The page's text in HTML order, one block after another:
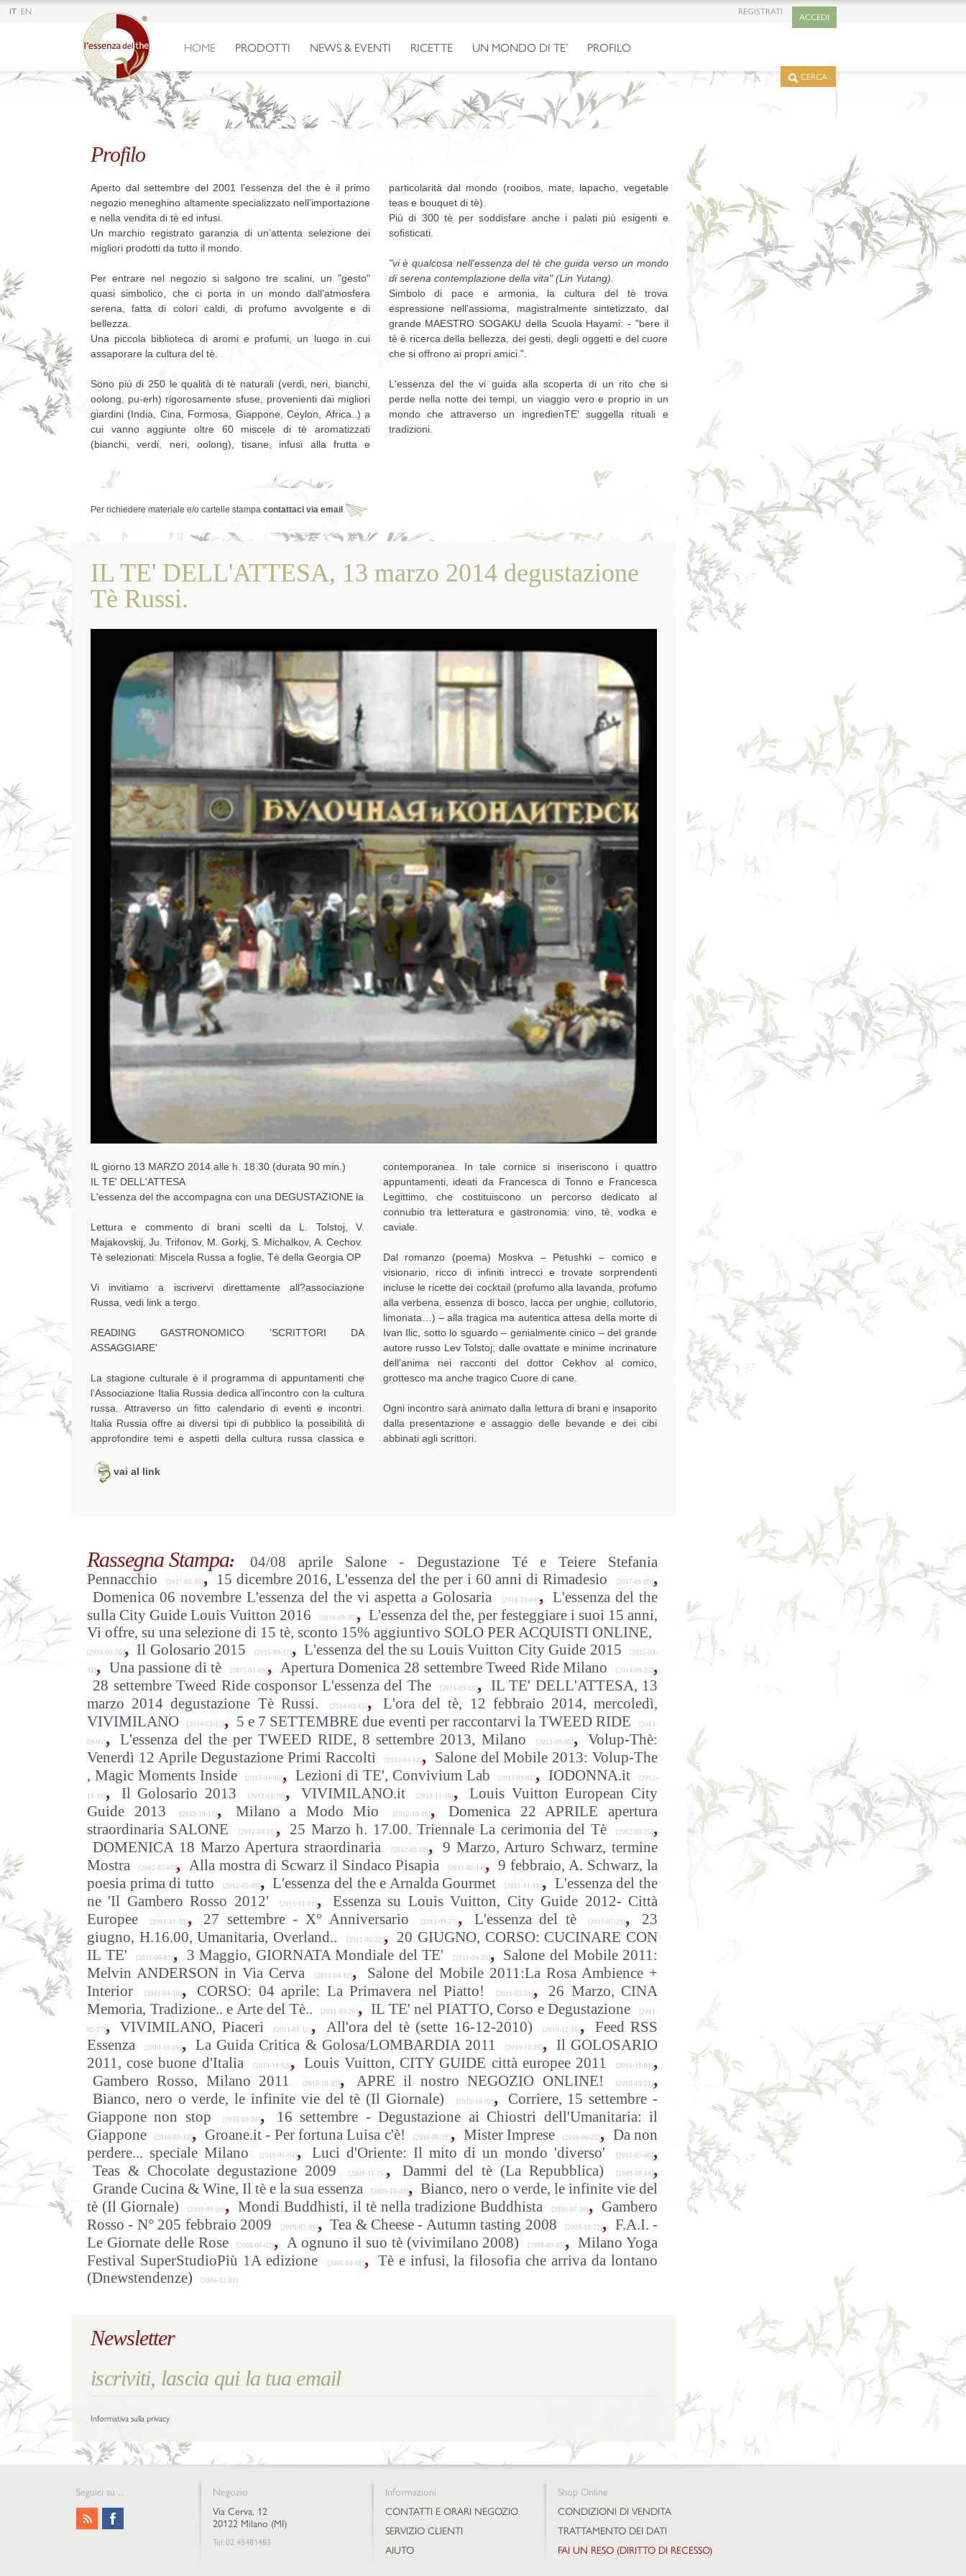
ACCEDI
CERCA
IT EN REGISTRATI
HOME PRODOTTI NEWS & EVENTI RICETTE UN MONDO DI TE’ PROFILO
Profilo
Aperto dal settembre del 2001 l'essenza del the è il primo
negozio meneghino altamente specializzato nell’importazione
e nella vendita di tè ed infusi.
Un marchio registrato garanzia di un’attenta selezione dei
migliori prodotti da tutto il mondo.
Per entrare nel negozio si salgono tre scalini, un "gesto"
quasi simbolico, che ci porta in un mondo dall’atmosfera
serena, fatta di colori caldi, di profumo avvolgente e di
bellezza.
Una piccola biblioteca di aromi e profumi, un luogo in cui
assaporare la cultura del tè.
Sono più di 250 le qualità di tè naturali (verdi, neri, bianchi,
oolong, pu-erh) rigorosamente sfuse, provenienti dai migliori
giardini (India, Cina, Formosa, Giappone, Ceylon, Africa..) a
cui vanno aggiunte oltre 60 miscele di tè aromatizzati
(bianchi, verdi, neri, oolong), tisane, infusi alla frutta e
particolarità dal mondo (rooibos, mate, lapacho, vegetable
teas e bouquet di tè).
Più di 300 tè per soddisfare anche i palati più esigenti e
sofisticati.
"vi è qualcosa nell'essenza del tè che guida verso un mondo
di serena contemplazione della vita" (Lin Yutang).
Simbolo di pace e armonia, la cultura del tè trova
espressione nell'assioma, magistralmente sintetizzato, dal
grande MAESTRO SOGAKU della Scuola Hayami: - "bere il
tè è ricerca della bellezza, dei gesti, degli oggetti e del cuore
che si offrono ai propri amici.".
L'essenza del the vi guida alla scoperta di un rito che si
perde nella notte dei tempi, un viaggio vero e proprio in un
mondo che attraverso un ingredienTE' suggella rituali e
tradizioni.
Per richiedere materiale e/o cartelle stampa contattaci via email
IL TE' DELL'ATTESA, 13 marzo 2014 degustazione
Tè Russi.
IL giorno 13 MARZO 2014 alle h. 18.30 (durata 90 min.)
IL TE' DELL'ATTESA
L'essenza del the accompagna con una DEGUSTAZIONE la
Lettura e commento di brani scelti da L. Tolstoj, V.
Majakovskij, Ju. Trifonov, M. Gorkj, S. Michalkov, A. Cechov.
Tè selezionati: Miscela Russa a foglie, Tè della Georgia OP
Vi invitiamo a iscrivervi direttamente all?associazione
Russa, vedi link a tergo.
READING GASTRONOMICO 'SCRITTORI DA
ASSAGGIARE'
La stagione culturale è il programma di appuntamenti che
l’Associazione Italia Russia dedica all’incontro con la cultura
russa. Attraverso un fitto calendario di eventi e incontri.
Italia Russia offre ai diversi tipi di pubblico la possibilità di
approfondire temi e aspetti della cultura russa classica e
contemporanea. In tale cornice si inseriscono i quattro
appuntamenti, ideati da Francesca di Tonno e Francesca
Legittimo, che costituiscono un percorso dedicato al
connubio tra letteratura e gastronomia: vino, tè, vodka e
caviale.
Dal romanzo (poema) Moskva – Petushki – comico e
visionario, ricco di infiniti intrecci e trovate sorprendenti
incluse le ricette dei cocktail (profumo alla lavanda, profumo
alla verbena, essenza di bosco, lacca per unghie, collutorio,
limonata…) – alla tragica ma autentica attesa della morte di
Ivan Ilic, sotto lo sguardo – genialmente cinico – del grande
autore russo Lev Tolstoj; dalle ovattate e minime incrinature
dell’anima nei racconti del dottor Cekhov al comico,
grottesco ma anche tragico Cuore di cane.
Ogni incontro sarà animato dalla lettura di brani e insaporito
dalla presentazione e assaggio delle bevande e dei cibi
abbinati agli scrittori.
vai al link
Rassegna Stampa:
04/08 aprile Salone - Degustazione Té e Teiere Stefania
Pennacchio
[2017-03-30] , 15 dicembre 2016, L'essenza del the per i 60 anni di Rimadesio [2017-01-09] ,
Domenica 06 novembre L'essenza del the vi aspetta a Golosaria [2016-11-04] , L'essenza del the
sulla City Guide Louis Vuitton 2016
[2016-09-26] , L'essenza del the, per festeggiare i suoi 15 anni,
Vi offre, su una selezione di 15 tè, sconto 15% aggiuntivo SOLO PER ACQUISTI ONLINE,
[2016-09-26] , Il Golosario 2015 [2015-09-17] , L'essenza del the su Louis Vuitton City Guide 2015 [2015-03-
31] , Una passione di tè [2015-01-09] , Apertura Domenica 28 settembre Tweed Ride Milano [2014-09-25] ,
28 settembre Tweed Ride cosponsor L'essenza del The [2014-09-16] , IL TE' DELL'ATTESA, 13
marzo 2014 degustazione Tè Russi.
[2014-02-13],
L'ora del tè, 12 febbraio 2014, mercoledì,
VIVIMILANO
[2014-02-12] , 5 e 7 SETTEMBRE due eventi per raccontarvi la TWEED RIDE [2013-
09-05] , L'essenza del the per TWEED RIDE, 8 settembre 2013, Milano [2013-09-05] , Volup-Thè:
Venerdì 12 Aprile Degustazione Primi Raccolti
[2013-04-12] , Salone del Mobile 2013: Volup-The
, Magic Moments Inside
[2013-04-06] , Lezioni di TE', Convivium Lab [2013-03-02] , IODONNA.it [2012-
11-19] , Il Golosario 2013 [2012-11-16] , VIVIMILANO.it [2012-11-16] ,
Louis Vuitton European City
Guide 2013
[2012-10-17] , Milano a Modo Mio [2012-10-16] ,
Domenica 22 APRILE apertura
straordinaria SALONE
[2012-04-21] , 25 Marzo h. 17.00. Triennale La cerimonia del Tè [2012-03-25] ,
DOMENICA 18 Marzo Apertura straordinaria [2012-03-18] , 9 Marzo, Arturo Schwarz, termine
Mostra
[2012-03-07] , Alla mostra di Scwarz il Sindaco Pisapia [2012-02-13] , 9 febbraio, A. Schwarz, la
poesia prima di tutto
[2012-02-09] , L'essenza del the e Arnalda Gourmet [2011-11-18] , L'essenza del the
ne 'Il Gambero Rosso 2012'
[2011-11-11] ,
Essenza su Louis Vuitton, City Guide 2012- Città
Europee
[2011-11-10], 27 settembre - X° Anniversario [2011-09-27] , L'essenza del tè [2011-07-29] ,
23
giugno, H.16.00, Umanitaria, Overland..
[2011-06-22], 20 GIUGNO, CORSO: CUCINARE CON
IL TE'
[2011-06-03] , 3 Maggio, GIORNATA Mondiale del TE' [2011-04-29] , Salone del Mobile 2011:
Melvin ANDERSON in Via Cerva
[2011-04-10] ,
Salone del Mobile 2011:La Rosa Ambience +
Interior
[2011-04-10] , CORSO: 04 aprile: La Primavera nel Piatto! [2011-03-31] ,
26 Marzo, CINA
Memoria, Tradizione.. e Arte del Tè..
[2011-03-20] , IL TE' nel PIATTO, Corso e Degustazione [2011-
02-27] , VIVIMILANO, Piaceri [2011-01-12] , All'ora del tè (sette 16-12-2010) [2010-12-16] ,
Feed RSS
Essenza
[2010-11-26] , La Guida Critica & Golosa/LOMBARDIA 2011 [2010-11-26] , Il GOLOSARIO
2011, cose buone d'Italia
[2010-11-02] , Louis Vuitton, CITY GUIDE città europee 2011 [2010-11-01] ,
Gambero Rosso, Milano 2011 [2010-10-30], APRE il nostro NEGOZIO ONLINE! [2010-10-21] ,
Bianco, nero o verde, le infinite vie del tè (Il Giornale) [2010-10-02] ,
Corriere, 15 settembre -
Giappone non stop
[2010-09-20] ,
16 settembre - Degustazione ai Chiostri dell'Umanitaria: il
Giappone
[2010-09-15] , Groane.it - Per fortuna Luisa c'è! [2010-06-28] , Mister Imprese [2010-06-25] , Da non
perdere... speciale Milano
[2010-06-04] , Luci d'Oriente: Il mito di un mondo 'diverso' [2010-03-06] ,
Teas & Chocolate degustazione 2009 [2009-11-15] , Dammi del tè (La Repubblica) [2009-10-14] ,
Grande Cucina & Wine, Il tè e la sua essenza [2009-10-03] , Bianco, nero o verde, le infinite vie del
tè (Il Giornale)
[2009-09-20] , Mondi Buddhisti, il tè nella tradizione Buddhista [2009-07-16] , Gambero
Rosso - N° 205 febbraio 2009
[2009-02-01] , Tea & Cheese - Autumn tasting 2008 [2008-10-22] , F.A.I. -
Le Giornate delle Rose
[2008-06-02] , A ognuno il suo tè (vivimilano 2008) [2008-00-00] , Milano Yoga
Festival SuperStudioPiù 1A edizione
[2006-10-08] , Tè e infusi, la filosofia che arriva da lontano
(Dnewstendenze)
[2004-12-01]
Newsletter
Informativa sulla privacy
Seguici su ...
Negozio
Via Cerva, 12
20122 Milano (MI)
Tel. 02 45481483
Informazioni
CONTATTI E ORARI NEGOZIO
SERVIZIO CLIENTI
AIUTO
Shop Online
CONDIZIONI DI VENDITA
TRATTAMENTO DEI DATI
FAI UN RESO (DIRITTO DI RECESSO)